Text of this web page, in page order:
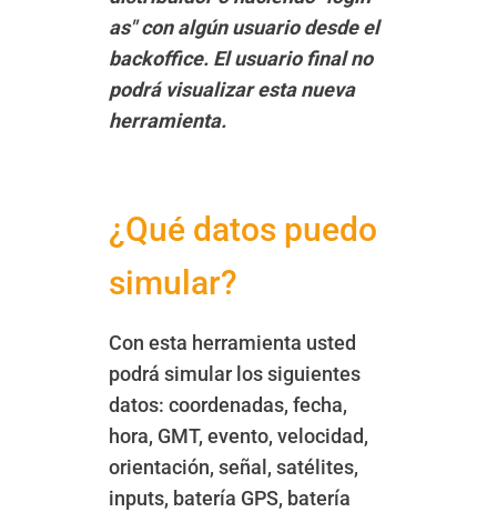
as" con algún usuario desde el
backoffice. El usuario final no
podrá visualizar esta nueva
herramienta.
¿Qué datos puedo
simular?
Con esta herramienta usted
podrá simular los siguientes
datos: coordenadas, fecha,
hora, GMT, evento, velocidad,
orientación, señal, satélites,
inputs, batería GPS, batería